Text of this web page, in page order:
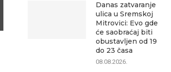
Danas zatvaranje
ulica u Sremskoj
Mitrovici: Evo gde
će saobraćaj biti
obustavljen od 19
do 23 časa
08.08.2026.